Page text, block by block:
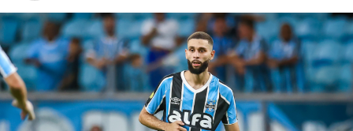
atacante volte a balançar as redes e ajude o Imortal a
construir uma vantagem fora de casa.
Carlos Vinícius volta em momento
decisivo